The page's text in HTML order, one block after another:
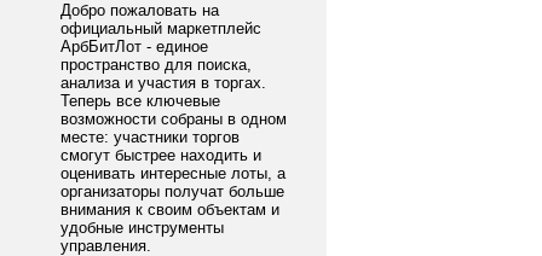
Добро пожаловать на
официальный маркетплейс
АрбБитЛот - единое
пространство для поиска,
анализа и участия в торгах.
Теперь все ключевые
возможности собраны в одном
месте: участники торгов
смогут быстрее находить и
оценивать интересные лоты, а
организаторы получат больше
внимания к своим объектам и
удобные инструменты
управления.